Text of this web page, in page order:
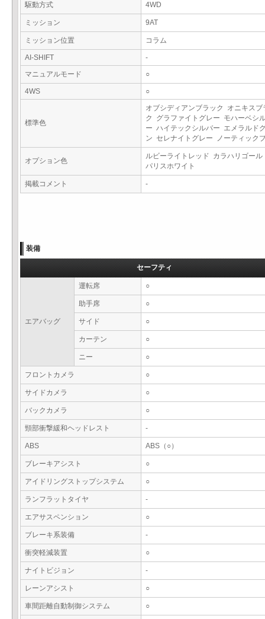
駆動方式 4WD
ミッション 9AT
ミッション位置 コラム
AI-SHIFT
-
マニュアルモード
○
4WS ○
標準色
オブシディアンブラック オニキスブ
ク グラファイトグレー モハーベシ
ー ハイテックシルバー エメラルド
ン セレナイトグレー ノーティック
オプション色
ルビーライトレッド カラハリゴー
パリスホワイト
掲載コメント -
装備
セーフティ
エアバッグ
運転席 ○
助手席 ○
サイド ○
カーテン ○
ニー ○
フロントカメラ ○
サイドカメラ ○
バックカメラ ○
頸部衝撃緩和ヘッドレスト -
ABS ABS（○）
ブレーキアシスト ○
アイドリングストップシステム ○
ランフラットタイヤ -
エアサスペンション ○
ブレーキ系装備 -
衝突軽減装置 ○
ナイトビジョン -
レーンアシスト ○
車間距離自動制御システム ○